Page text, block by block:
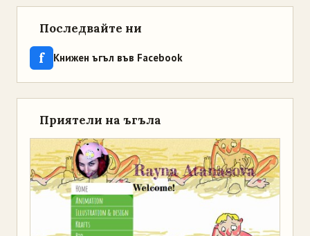
Последвайте ни
f Книжен ъгъл във Facebook
Приятели на ъгъла